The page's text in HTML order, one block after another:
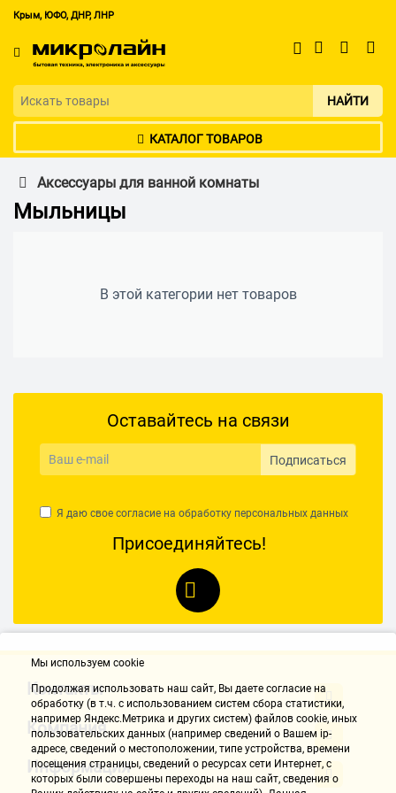
Крым, ЮФО, ДНР, ЛНР
НАЙТИ
КАТАЛОГ ТОВАРОВ
Аксессуары для ванной комнаты
Мыльницы
В этой категории нет товаров
Оставайтесь на связи
Подписаться
Я даю свое согласие на обработку персональных данных
Присоединяйтесь!
Контакты
Компания
Информация
Мы используем cookie
Продолжая использовать наш cайт, Вы даете согласие на
обработку (в т.ч. с использованием систем сбора статистики,
например Яндекс.Метрика и других систем) файлов cookie, иных
пользовательских данных (например сведений о Вашем ip-
адресе, сведений о местоположении, типе устройства, времени
посещения страницы, сведений о ресурсах сети Интернет, с
которых были совершены переходы на наш сайт, сведения о